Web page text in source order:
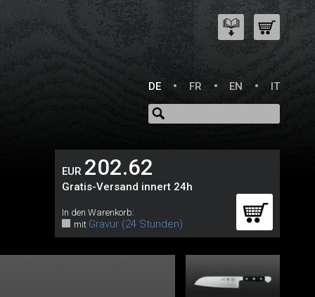
DE
FR EN IT
EUR 202.62
Gratis-Versand innert 24h
In den Warenkorb:
mit Gravur (24 Stunden)